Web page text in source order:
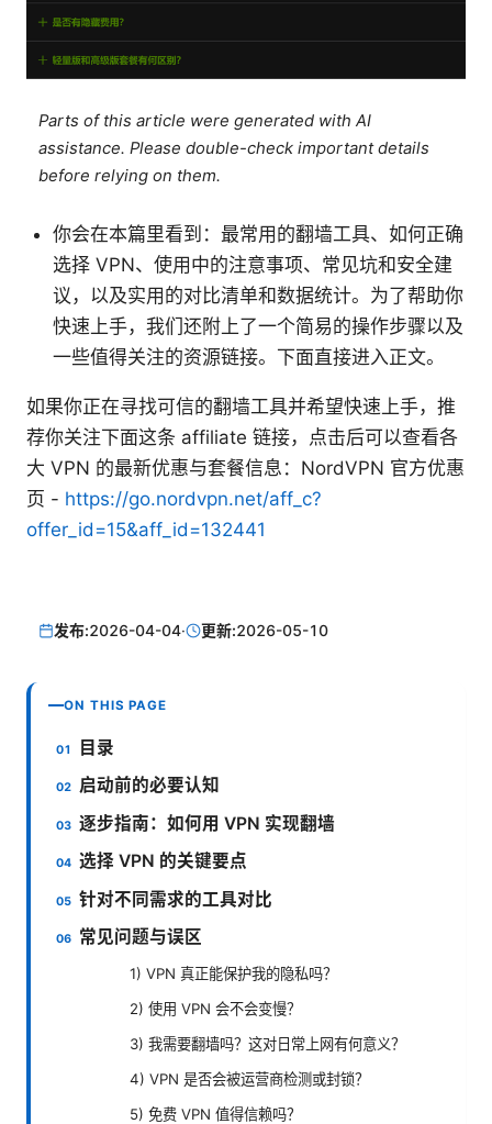
Parts of this article were generated with AI
assistance. Please double-check important details
before relying on them.
你会在本篇里看到：最常用的翻墙工具、如何正确
选择 VPN、使用中的注意事项、常见坑和安全建
议，以及实用的对比清单和数据统计。为了帮助你
快速上手，我们还附上了一个简易的操作步骤以及
一些值得关注的资源链接。下面直接进入正文。
如果你正在寻找可信的翻墙工具并希望快速上手，推
荐你关注下面这条 affiliate 链接，点击后可以查看各
大 VPN 的最新优惠与套餐信息：NordVPN 官方优惠
页 - https://go.nordvpn.net/aff_c?
offer_id=15&aff_id=132441
发布:2026-04-04· 更新:2026-05-10
ON THIS PAGE
目录
启动前的必要认知
逐步指南：如何用 VPN 实现翻墙
选择 VPN 的关键要点
针对不同需求的工具对比
常见问题与误区
1) VPN 真正能保护我的隐私吗？
2) 使用 VPN 会不会变慢？
3) 我需要翻墙吗？这对日常上网有何意义？
4) VPN 是否会被运营商检测或封锁？
5) 免费 VPN 值得信赖吗？